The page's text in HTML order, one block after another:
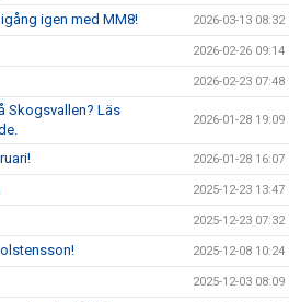
igen med MM8! 2026-03-13 08:32
2026-02-26 09:14
2026-02-23 07:48
Skogsvallen? Läs
2026-01-28 19:09
2026-01-28 16:07
2025-12-23 13:47
2025-12-23 07:32
2025-12-08 10:24
2025-12-03 08:09